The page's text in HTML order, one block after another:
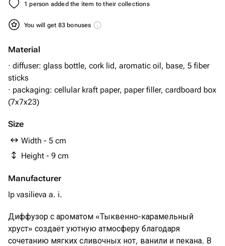
1 person added the item to their collections
You will get 83 bonuses
Material
· diffuser: glass bottle, cork lid, aromatic oil, base, 5 fiber
sticks
· packaging: cellular kraft paper, paper filler, cardboard box
(7x7x23)
Size
Width - 5 cm
Height - 9 cm
Manufacturer
Ip vasilieva a. i.
Диффузор с ароматом «Тыквенно-карамельный
хруст» создаёт уютную атмосферу благодаря
сочетанию мягких сливочных нот, ванили и пекана. В